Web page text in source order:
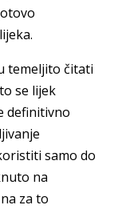
temeljito čitati
se lijek
definitivno
samo do
na
za to